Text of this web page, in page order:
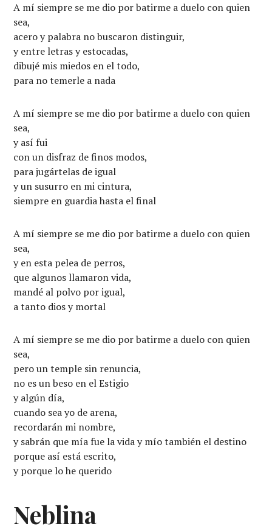
A mí siempre se me dio por batirme a duelo con quien
sea,
acero y palabra no buscaron distinguir,
y entre letras y estocadas,
dibujé mis miedos en el todo,
para no temerle a nada
A mí siempre se me dio por batirme a duelo con quien
sea,
y así fui
con un disfraz de finos modos,
para jugártelas de igual
y un susurro en mi cintura,
siempre en guardia hasta el final
A mí siempre se me dio por batirme a duelo con quien
sea,
y en esta pelea de perros,
que algunos llamaron vida,
mandé al polvo por igual,
a tanto dios y mortal
A mí siempre se me dio por batirme a duelo con quien
sea,
pero un temple sin renuncia,
no es un beso en el Estigio
y algún día,
cuando sea yo de arena,
recordarán mi nombre,
y sabrán que mía fue la vida y mío también el destino
porque así está escrito,
y porque lo he querido
Neblina